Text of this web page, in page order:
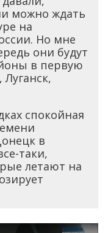
можно ждать
на
Но мне
они будут
в первую
спокойная
в
таки,
летают на